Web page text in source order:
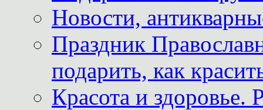
Новости,
Праздник
подарить, как
Красота и здоровье.